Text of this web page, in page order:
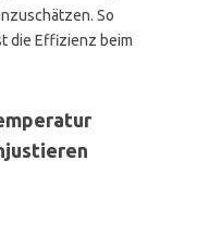
So
die Effizienz beim